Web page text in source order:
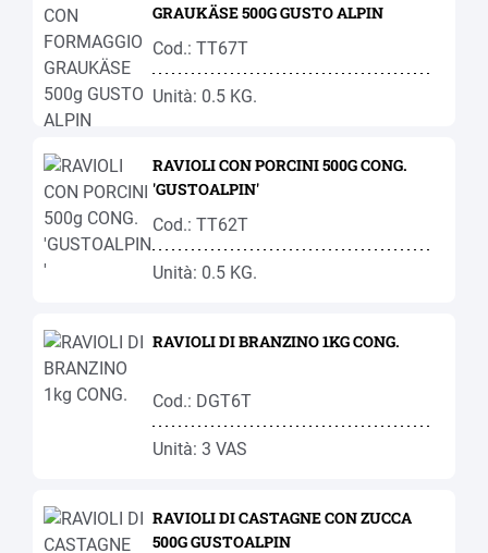
GRAUKÄSE 500G GUSTO ALPIN
Cod.: TT67T
Unità: 0.5 KG.
RAVIOLI CON PORCINI 500G CONG.
'GUSTOALPIN'
Cod.: TT62T
Unità: 0.5 KG.
RAVIOLI DI BRANZINO 1KG CONG.
Cod.: DGT6T
Unità: 3 VAS
RAVIOLI DI CASTAGNE CON ZUCCA
500G GUSTOALPIN